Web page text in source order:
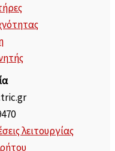
λειτουργίας